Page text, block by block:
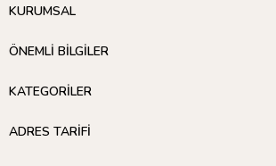
KURUMSAL
ÖNEMLİ BİLGİLER
KATEGORİLER
ADRES TARİFİ